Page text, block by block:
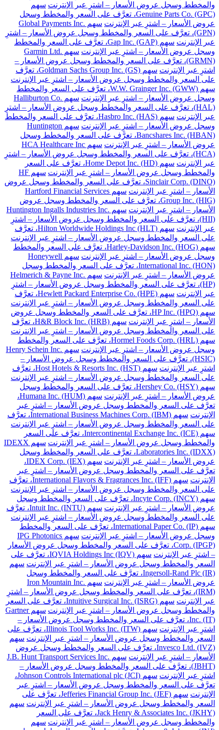
والمخطط وسجل عروض الأسعار – اشترِ عبر الإنترنت سهم
Genuine Parts Co. (GPC)، تعرَّف على السعر والمخطط وسجل
عروض الأسعار – اشترِ عبر الإنترنت
سهم Global Payments Inc.
(GPN)، تعرَّف على السعر والمخطط وسجل عروض الأسعار – اشترِ
عبر الإنترنت
سهم Gap Inc. (GAP)، تعرَّف على السعر والمخطط
وسجل عروض الأسعار – اشترِ عبر الإنترنت
سهم Garmin Ltd.
(GRMN)، تعرَّف على السعر والمخطط وسجل عروض الأسعار –
اشترِ عبر الإنترنت
سهم Goldman Sachs Group Inc. (GS)، تعرَّف
على السعر والمخطط وسجل عروض الأسعار – اشترِ عبر الإنترنت
سهم W.W. Grainger Inc. (GWW)، تعرَّف على السعر والمخطط
وسجل عروض الأسعار – اشترِ عبر الإنترنت
سهم Halliburton Co.
(HAL)، تعرَّف على السعر والمخطط وسجل عروض الأسعار – اشترِ
عبر الإنترنت
سهم Hasbro Inc. (HAS)، تعرَّف على السعر والمخطط
وسجل عروض الأسعار – اشترِ عبر الإنترنت
سهم Huntington
Bancshares Inc. (HBAN)، تعرَّف على السعر والمخطط وسجل
عروض الأسعار – اشترِ عبر الإنترنت
سهم HCA Healthcare Inc
(HCA)، تعرَّف على السعر والمخطط وسجل عروض الأسعار – اشترِ
عبر الإنترنت
سهم Home Depot Inc. (HD)، تعرَّف على السعر
والمخطط وسجل عروض الأسعار – اشترِ عبر الإنترنت
سهم HF
Sinclair Corp. (DINO)، تعرَّف على السعر والمخطط وسجل عروض
الأسعار – اشترِ عبر الإنترنت
سهم Hartford Financial Services
Group Inc. (HIG)، تعرَّف على السعر والمخطط وسجل عروض
الأسعار – اشترِ عبر الإنترنت
سهم Huntington Ingalls Industries Inc.
(HII)، تعرَّف على السعر والمخطط وسجل عروض الأسعار – اشترِ
عبر الإنترنت
سهم Hilton Worldwide Holdings Inc (HLT)، تعرَّف
على السعر والمخطط وسجل عروض الأسعار – اشترِ عبر الإنترنت
سهم Harley-Davidson Inc. (HOG)، تعرَّف على السعر والمخطط
وسجل عروض الأسعار – اشترِ عبر الإنترنت
سهم Honeywell
International Inc. (HON)، تعرَّف على السعر والمخطط وسجل
عروض الأسعار – اشترِ عبر الإنترنت
سهم Helmerich & Payne Inc.
(HP)، تعرَّف على السعر والمخطط وسجل عروض الأسعار – اشترِ
عبر الإنترنت
سهم Hewlett Packard Enterprise Co. (HPE)، تعرَّف
على السعر والمخطط وسجل عروض الأسعار – اشترِ عبر الإنترنت
سهم HP Inc. (HPQ)، تعرَّف على السعر والمخطط وسجل عروض
الأسعار – اشترِ عبر الإنترنت
سهم H&R Block Inc. (HRB)، تعرَّف
على السعر والمخطط وسجل عروض الأسعار – اشترِ عبر الإنترنت
سهم Hormel Foods Corp. (HRL)، تعرَّف على السعر والمخطط
وسجل عروض الأسعار – اشترِ عبر الإنترنت
سهم Henry Schein Inc.
(HSIC)، تعرَّف على السعر والمخطط وسجل عروض الأسعار –
اشترِ عبر الإنترنت
سهم Host Hotels & Resorts Inc. (HST)، تعرَّف
على السعر والمخطط وسجل عروض الأسعار – اشترِ عبر الإنترنت
سهم Hershey Co. (HSY)، تعرَّف على السعر والمخطط وسجل
عروض الأسعار – اشترِ عبر الإنترنت
سهم Humana Inc. (HUM)،
تعرَّف على السعر والمخطط وسجل عروض الأسعار – اشترِ عبر
الإنترنت
سهم International Business Machines Corp. (IBM)، تعرَّف
على السعر والمخطط وسجل عروض الأسعار – اشترِ عبر الإنترنت
سهم Intercontinental Exchange Inc. (ICE)، تعرَّف على السعر
والمخطط وسجل عروض الأسعار – اشترِ عبر الإنترنت
سهم IDEXX
Laboratories Inc. (IDXX)، تعرَّف على السعر والمخطط وسجل
عروض الأسعار – اشترِ عبر الإنترنت
سهم IDEX Corp. (IEX)،
تعرَّف على السعر والمخطط وسجل عروض الأسعار – اشترِ عبر
الإنترنت
سهم International Flavors & Fragrances Inc. (IFF)، تعرَّف
على السعر والمخطط وسجل عروض الأسعار – اشترِ عبر الإنترنت
سهم Incyte Corp. (INCY)، تعرَّف على السعر والمخطط وسجل
عروض الأسعار – اشترِ عبر الإنترنت
سهم Intuit Inc. (INTU)، تعرَّف
على السعر والمخطط وسجل عروض الأسعار – اشترِ عبر الإنترنت
سهم International Paper Co. (IP)، تعرَّف على السعر والمخطط
وسجل عروض الأسعار – اشترِ عبر الإنترنت
سهم IPG Photonics
Corp. (IPGP)، تعرَّف على السعر والمخطط وسجل عروض الأسعار
– اشترِ عبر الإنترنت
سهم IQVIA Holdings Inc (IQV)، تعرَّف على
السعر والمخطط وسجل عروض الأسعار – اشترِ عبر الإنترنت سهم
Ingersoll-Rand Plc (IR)، تعرَّف على السعر والمخطط وسجل
عروض الأسعار – اشترِ عبر الإنترنت
سهم Iron Mountain Inc.
(IRM)، تعرَّف على السعر والمخطط وسجل عروض الأسعار – اشترِ
عبر الإنترنت
سهم Intuitive Surgical Inc. (ISRG)، تعرَّف على السعر
والمخطط وسجل عروض الأسعار – اشترِ عبر الإنترنت
سهم Gartner
Inc. (IT)، تعرَّف على السعر والمخطط وسجل عروض الأسعار –
اشترِ عبر الإنترنت
سهم Illinois Tool Works Inc. (ITW)، تعرَّف على
السعر والمخطط وسجل عروض الأسعار – اشترِ عبر الإنترنت سهم
Invesco Ltd. (IVZ)، تعرَّف على السعر والمخطط وسجل عروض
الأسعار – اشترِ عبر الإنترنت
سهم J.B. Hunt Transport Services Inc.
(JBHT)، تعرَّف على السعر والمخطط وسجل عروض الأسعار –
اشترِ عبر الإنترنت
سهم Johnson Controls International plc (JCI)،
تعرَّف على السعر والمخطط وسجل عروض الأسعار – اشترِ عبر
الإنترنت
سهم Jefferies Financial Group Inc. (JEF)، تعرَّف على
السعر والمخطط وسجل عروض الأسعار – اشترِ عبر الإنترنت سهم
Jack Henry & Associates Inc. (JKHY)، تعرَّف على السعر
والمخطط وسجل عروض الأسعار – اشترِ عبر الإنترنت سهم